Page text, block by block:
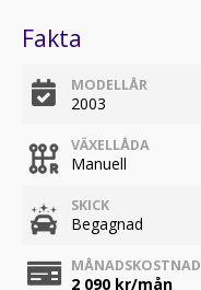
Fakta
MODELLÅR
2003
VÄXELLÅDA
Manuell
SKICK
Begagnad
MÅNADSKOSTNAD
2 090 kr/mån